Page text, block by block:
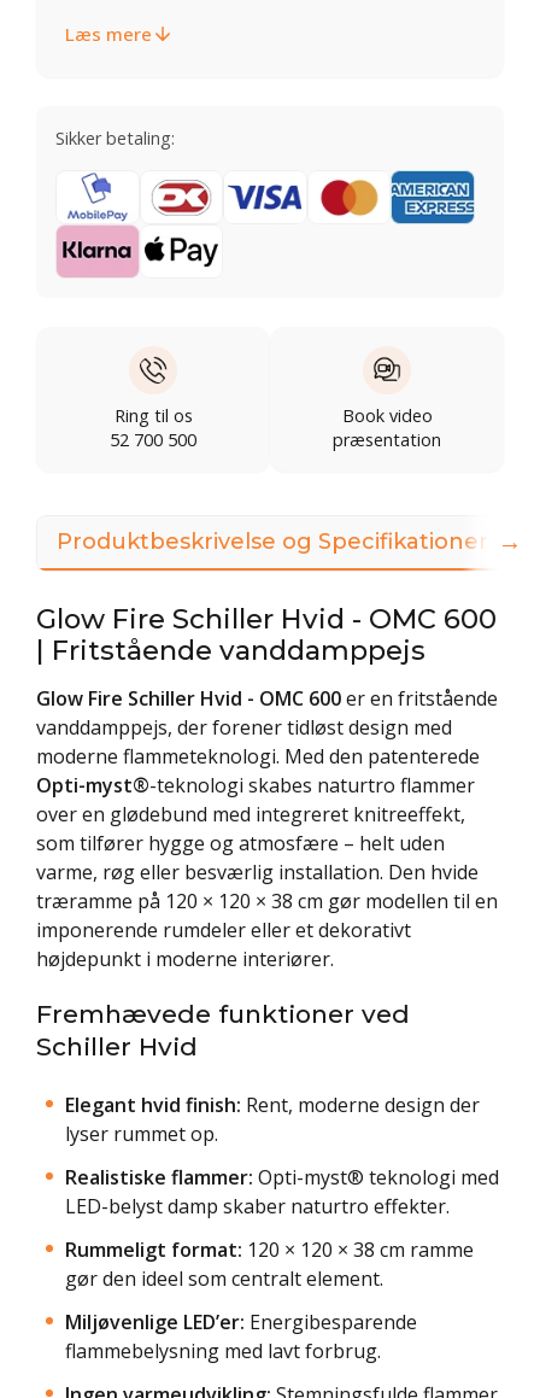
Læs mere
Sikker betaling:
Ring til os
52 700 500
Book video
præsentation
Produktbeskrivelse og Specifikationer
Glow Fire Schiller Hvid - OMC 600
| Fritstående vanddamppejs
Glow Fire Schiller Hvid - OMC 600er en fritstående
vanddamppejs, der forener tidløst design med
moderne flammeteknologi. Med den patenterede
Opti-myst®-teknologi skabes naturtro flammer
over en glødebund med integreret knitreeffekt,
som tilfører hygge og atmosfære – helt uden
varme, røg eller besværlig installation. Den hvide
træramme på 120 × 120 × 38 cm gør modellen til en
imponerende rumdeler eller et dekorativt
højdepunkt i moderne interiører.
Fremhævede funktioner ved
Schiller Hvid
Elegant hvid finish: Rent, moderne design der
lyser rummet op.
Realistiske flammer: Opti-myst® teknologi med
LED-belyst damp skaber naturtro effekter.
Rummeligt format: 120 × 120 × 38 cm ramme
gør den ideel som centralt element.
Miljøvenlige LED’er: Energibesparende
flammebelysning med lavt forbrug.
→